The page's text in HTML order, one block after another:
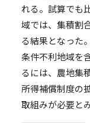
れる。試算でも
域では、集積割
る結果となった
条件不利地域を
るには、農地集
所得補償制度の
取組みが必要と